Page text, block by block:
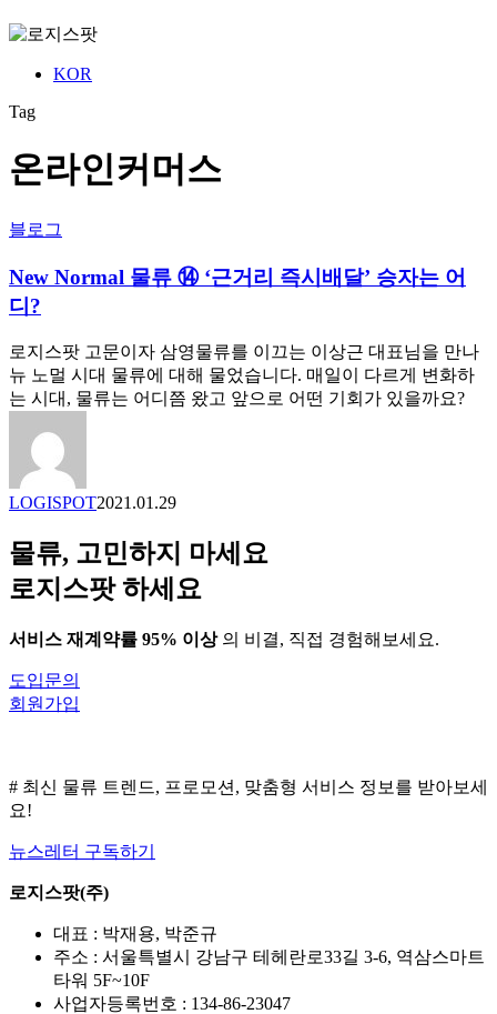
KOR
Tag
온라인커머스
New
물
류
⑭
거
리
즉
달’
승
는
어
디?
블로그
New Normal 물류 ⑭ ‘근거리 즉시배달’ 승자는 어
디?
로지스팟 고문이자 삼영물류를 이끄는 이상근 대표님을 만나
뉴 노멀 시대 물류에 대해 물었습니다. 매일이 다르게 변화하
는 시대, 물류는 어디쯤 왔고 앞으로 어떤 기회가 있을까요?
LOGISPOT2021.01.29
물류, 고민하지 마세요
로지스팟 하세요
서비스 재계약률 95% 이상의 비결, 직접 경험해보세요.
도입문의
회원가입
# 최신 물류 트렌드, 프로모션, 맞춤형 서비스 정보를 받아보세
요!
뉴스레터 구독하기
로지스팟(주)
대표 : 박재용, 박준규
주소 : 서울특별시 강남구 테헤란로33길 3-6, 역삼스마트
타워 5F~10F
사업자등록번호 : 134-86-23047